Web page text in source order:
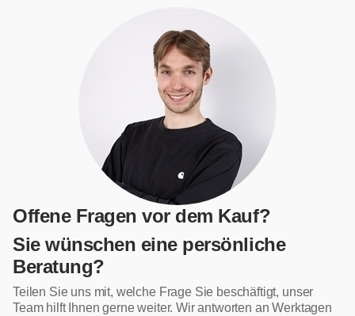
Offene Fragen vor dem Kauf?
Sie wünschen eine persönliche
Beratung?
Teilen Sie uns mit, welche Frage Sie beschäftigt, unser
Team hilft Ihnen gerne weiter. Wir antworten an Werktagen